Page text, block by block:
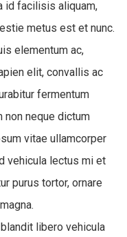
id facilisis aliquam,
metus est et nunc.
elementum ac,
elit, convallis ac
fermentum
non neque dictum
vitae ullamcorper
vehicula lectus mi et
purus tortor, ornare
libero vehicula